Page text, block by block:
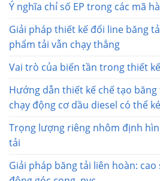
Ý nghĩa chỉ số EP trong các mã
Giải pháp thiết kế đổi line băng
phẩm tải vẫn chạy thẳng
Vai trò của biến tần trong thiết
Hướng dẫn thiết kế chế tạo
chạy động cơ dầu diesel có thể
Trọng lượng riêng nhôm định
tải
Giải pháp băng tải liên hoàn: